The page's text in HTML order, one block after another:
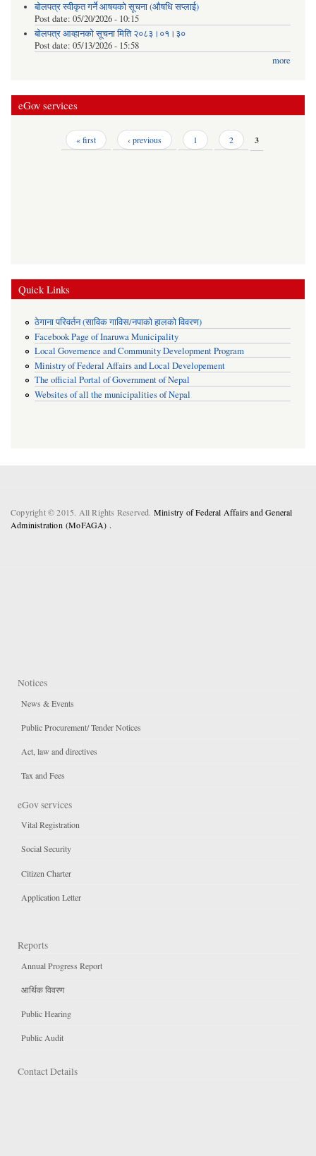
बोलपत्र स्वीकृत गर्ने आषयको सूचना (औषधि सप्लाई)
Post date: 05/20/2026 - 10:15
बोलपत्र आव्हानको सूचना मिति २०८३।०१।३०
Post date: 05/13/2026 - 15:58
more
eGov services
« first ‹ previous 1 2 3
Quick Links
ठेगाना परिवर्तन (साविक गाविस/नपाको हालको विवरण)
Facebook Page of Inaruwa Municipality
Local Governence and Community Development Program
Ministry of Federal Affairs and Local Developement
The official Portal of Government of Nepal
Websites of all the municipalities of Nepal
Copyright © 2015. All Rights Reserved. Ministry of Federal Affairs and General
Administration (MoFAGA) .
Notices
News & Events
Public Procurement/ Tender Notices
Act, law and directives
Tax and Fees
eGov services
Vital Registration
Social Security
Citizen Charter
Application Letter
Reports
Annual Progress Report
आर्थिक विवरण
Public Hearing
Public Audit
Contact Details